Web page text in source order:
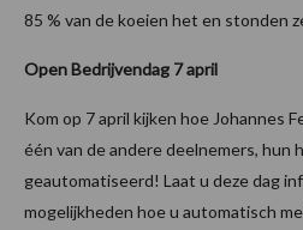
85 % van de koeien het en stonden
Open Bedrijvendag 7 april
Kom op 7 april kijken hoe Johannes
één van de andere deelnemers, hun
geautomatiseerd! Laat u deze dag
mogelijkheden hoe u automatisch